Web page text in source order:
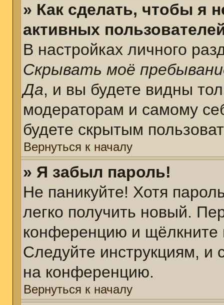
» Как сделать, чтобы я
активных
В настройках личного
Скрывать моё
Да, и вы будете видны
модераторам и самому
будете скрытым
Вернуться к началу
» Я забыл пароль!
Не паникуйте! Хотя
легко получить новый.
конференцию и щёлкните
Следуйте инструкциям, и
на конференцию.
Вернуться к началу